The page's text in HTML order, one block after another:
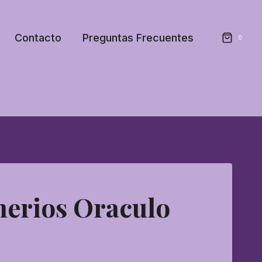
Contacto Preguntas Frecuentes 0
Oraculo